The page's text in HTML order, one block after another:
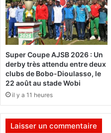
s
n
e
u
t
r
a
l
i
s
s
i
m
b
a
e
n
l
i
e
o
u
Super Coupe AJSB 2026 : Un
derby très attendu entre deux
clubs de Bobo-Dioulasso, le
22 août au stade Wobi
il y a 11 heures
Laisser un commentaire